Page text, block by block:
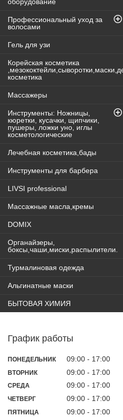
Профессиональный уход за
волосами
Гель для узи
Корейская косметика
косметика
Массажеры
Инструменты: Ножницы,
кюретки, кусачки, щипчики,
пушеры, ложки уно, иглы
косметологические
Лечебная косметика,бады
Инструменты для барбера
LIVSI professional
Массажные масла,кремы
DOMIX
Органайзеры,
боксы,чаши,миски,распылители.
Турмалиновая одежда
Альгинатные маски
БЫТОВАЯ ХИМИЯ
График работы
ПОНЕДЕЛЬНИК 09:00 17:00
ВТОРНИК 09:00 17:00
СРЕДА 09:00 17:00
ЧЕТВЕРГ 09:00 17:00
ПЯТНИЦА 09:00 17:00